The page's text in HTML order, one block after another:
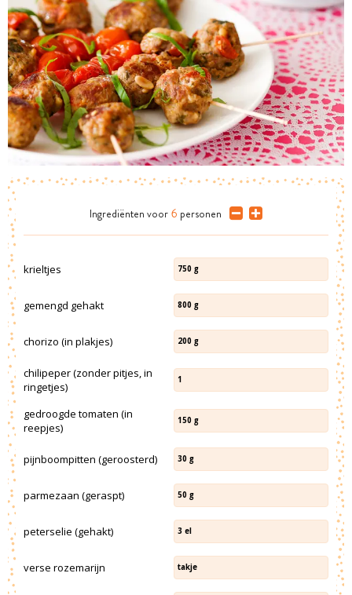
Ingrediënten voor 6 personen
krieltjes 750 g
gemengd gehakt 800 g
chorizo (in plakjes) 200 g
chilipeper (zonder pitjes, in
ringetjes)
1
gedroogde tomaten (in
reepjes)
150 g
pijnboompitten (geroosterd) 30 g
parmezaan (geraspt) 50 g
peterselie (gehakt) 3 el
verse rozemarijn takje